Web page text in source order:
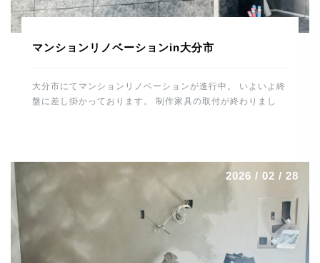
マンションリノベーションin大分市
大分市にてマンションリノベーションが進行中。 いよいよ終
盤に差し掛かっております。 制作家具の取付が終わりまし
後の大物はキッチンの施工。 トーヨーキッチンを据えればあ
とはメンテナンスとなります。 養生をはずすのが楽しみで
す。 最後まで丁寧に頑張りたいと思います。 では、明日も
ご安全に。 よろしくお願いします。 河野
2026 / 02 / 28